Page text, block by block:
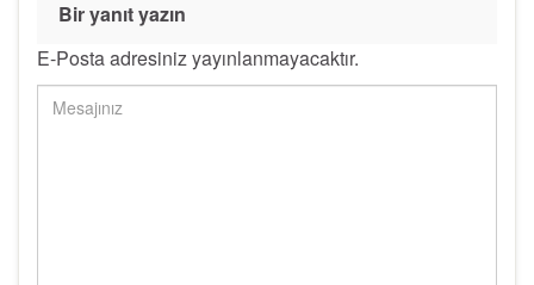
Bir yanıt yazın
E-Posta adresiniz yayınlanmayacaktır.